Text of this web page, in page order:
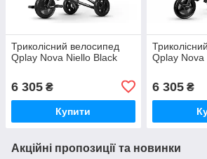
Триколісний велосипед
Qplay Nova Niello Black
6 305 ₴
Купити
Qplay Nova
6 305₴
Акційні пропозиції та новинки